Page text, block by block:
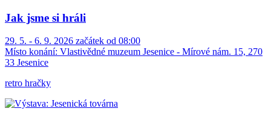
Jak jsme si hráli
29. 5. - 6. 9. 2026 začátek od 08:00
Místo konání: Vlastivědné muzeum Jesenice - Mírové nám. 15, 270
33 Jesenice
retro hračky